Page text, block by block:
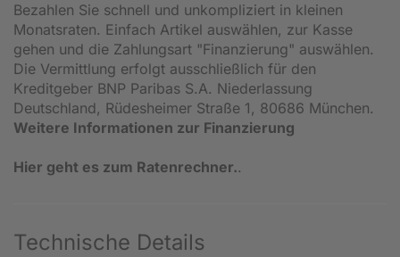
Bezahlen Sie schnell und unkompliziert in kleinen
Monatsraten. Einfach Artikel auswählen, zur Kasse
gehen und die Zahlungsart "Finanzierung" auswählen.
Die Vermittlung erfolgt ausschließlich für den
Kreditgeber BNP Paribas S.A. Niederlassung
Deutschland, Rüdesheimer Straße 1, 80686 München.
Weitere Informationen zur Finanzierung
Hier geht es zum Ratenrechner..
Technische Details